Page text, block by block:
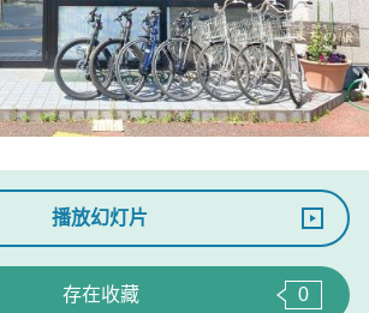
播放幻灯片
存在收藏 0